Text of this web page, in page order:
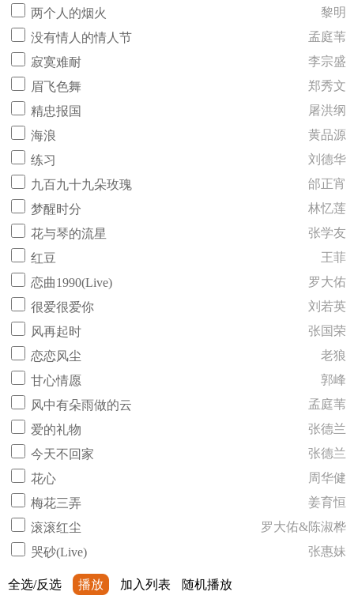
两个人的烟火
黎明
没有情人的情人节
孟庭苇
寂寞难耐
李宗盛
眉飞色舞
郑秀文
精忠报国
屠洪纲
海浪
黄品源
练习
刘德华
九百九十九朵玫瑰
邰正宵
梦醒时分
林忆莲
花与琴的流星
张学友
红豆
王菲
恋曲1990(Live)
罗大佑
很爱很爱你
刘若英
风再起时
张国荣
恋恋风尘
老狼
甘心情愿
郭峰
风中有朵雨做的云
孟庭苇
爱的礼物
张德兰
今天不回家
张德兰
花心
周华健
梅花三弄
姜育恒
滚滚红尘
罗大佑&陈淑桦
哭砂(Live)
张惠妹
全选/反选 播放 加入列表 随机播放